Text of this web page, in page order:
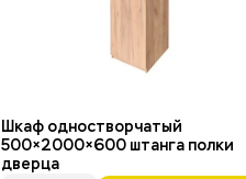
Шкаф одностворчатый
500×2000×600 штанга полки
дверца